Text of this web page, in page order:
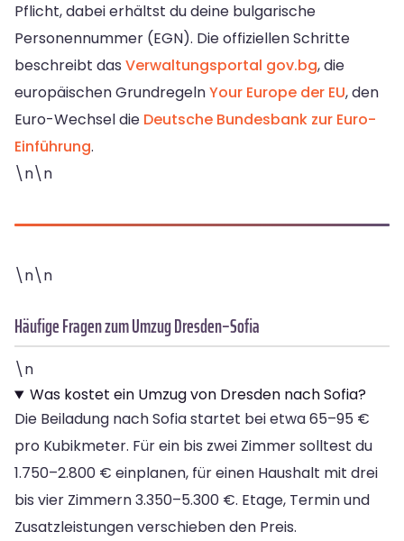
Pflicht, dabei erhältst du deine bulgarische
Personennummer (EGN). Die offiziellen Schritte
beschreibt das Verwaltungsportal gov.bg, die
europäischen GrundregelnYour Europe der EU, den
Euro-Wechsel die Deutsche Bundesbank zur Euro-
Einführung.
\n\n
\n\n
Häufige Fragen zum Umzug Dresden–Sofia
\n
Was kostet ein Umzug von Dresden nach Sofia?
Die Beiladung nach Sofia startet bei etwa 65–95 €
pro Kubikmeter. Für ein bis zwei Zimmer solltest du
1.750–2.800 € einplanen, für einen Haushalt mit drei
bis vier Zimmern 3.350–5.300 €. Etage, Termin und
Zusatzleistungen verschieben den Preis.